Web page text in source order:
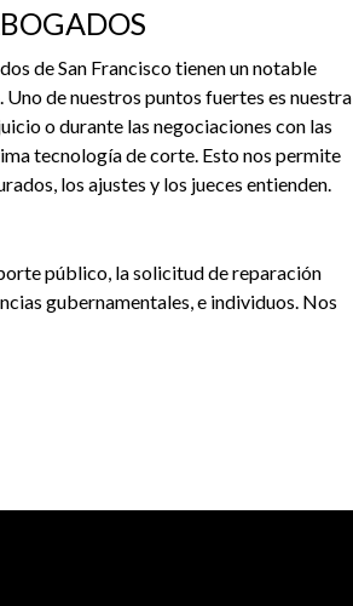
de San Francisco tienen un notable
de nuestros puntos fuertes es nuestra
o durante las negociaciones con las
tecnología de corte. Esto nos permite
los ajustes y los jueces entienden.
público, la solicitud de reparación
gubernamentales, e individuos. Nos